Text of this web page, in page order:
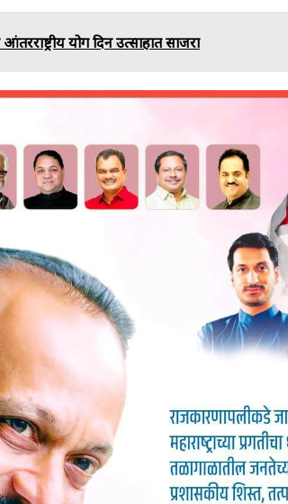
योग दिन उत्साहात साजरा